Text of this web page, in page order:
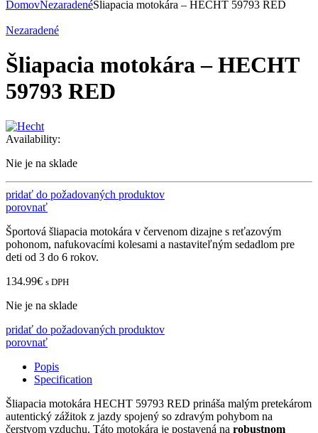
DomovNezaradenéŠliapacia motokára – HECHT 59793 RED
Nezaradené
Šliapacia motokára – HECHT
59793 RED
Availability:
Nie je na sklade
pridať do požadovaných produktov
porovnať
Športová šliapacia motokára v červenom dizajne s reťazovým
pohonom, nafukovacími kolesami a nastaviteľným sedadlom pre
deti od 3 do 6 rokov.
134.99€ s DPH
Nie je na sklade
pridať do požadovaných produktov
porovnať
Popis
Specification
Šliapacia motokára HECHT 59793 RED prináša malým pretekárom
autentický zážitok z jazdy spojený so zdravým pohybom na
čerstvom vzduchu. Táto motokára je postavená na robustnom